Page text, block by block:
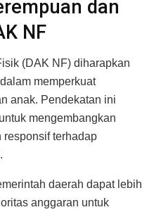
dan
NF
(DAK NF) diharapkan
memperkuat
anak. Pendekatan ini
mengembangkan
responsif terhadap
daerah dapat lebih
anggaran untuk